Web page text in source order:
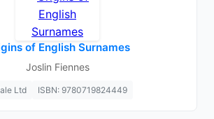
of English Surnames
Joslin Fiennes
Ltd ISBN: 9780719824449